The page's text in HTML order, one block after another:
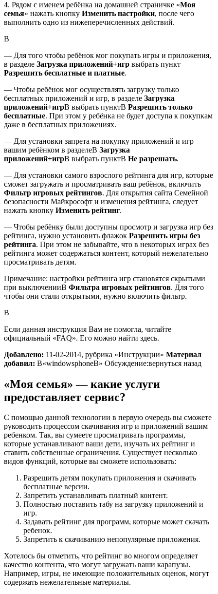
4. Рядом с именем ребёнка на домашней страничке «Моя
семья» нажать кнопку Изменить настройки, после чего
выполнить одно из нижеперечисленных действий.
В
— Для того чтобы ребёнок мог покупать игры и приложения,
в разделе Загрузка приложений+игр выбрать пункт
Разрешить бесплатные и платные.
— Чтобы ребёнок мог осуществлять загрузку только
бесплатных приложений и игр, в разделе Загрузка
приложений+игрВ выбрать пунктВ Разрешить только
бесплатные. При этом у ребёнка не будет доступа к покупкам
даже в бесплатных приложениях.
— Для установки запрета на покупку приложений и игр
вашим ребёнком в разделеВ Загрузка
приложений+игрВ выбрать пунктВ Не разрешать.
— Для установки самого взрослого рейтинга для игр, которые
сможет загружать и просматривать ваш ребёнок, включить
Фильтр игровых рейтингов. Для открытия сайта Семейной
безопасности Майкрософт и изменения рейтинга, следует
нажать кнопку Изменить рейтинг.
— Чтобы ребёнку были доступны просмотр и загрузка игр без
рейтинга, нужно установить флажок Разрешить игры без
рейтинга. При этом не забывайте, что в некоторых играх без
рейтинга может содержаться контент, который нежелательно
просматривать детям.
Примечание: настройки рейтинга игр становятся скрытыми
при выключенииВ Фильтра игровых рейтингов. Для того
чтобы они стали открытыми, нужно включить фильтр.
В
Если данная инструкция Вам не помогла, читайте
официальный «FAQ». Его можно найти здесь.
Добавлено: 11-02-2014, рубрика «Инструкции» Материал
добавил: В«windowsphoneВ» Обсуждение:вернуться назад
«Моя семья» — какие услуги
предоставляет сервис?
С помощью данной технологии в первую очередь вы сможете
руководить процессом скачивания игр и приложений вашим
ребенком. Так, вы сумеете просматривать программы,
которые устанавливают ваши дети, изучать их рейтинг и
ставить собственные ограничения. Существует несколько
видов функций, которые вы сможете использовать:
Разрешить детям покупать приложения и скачивать
бесплатные версии.
Запретить устанавливать платный контент.
Полностью поставить табу на загрузку приложений и
игр.
Задавать рейтинг для программ, которые может скачать
ребенок.
Запретить к скачиванию непопулярные приложения.
Хотелось бы отметить, что рейтинг во многом определяет
качество контента, что могут загружать ваши карапузы.
Например, игры, не имеющие положительных оценок, могут
содержать нежелательные материалы.